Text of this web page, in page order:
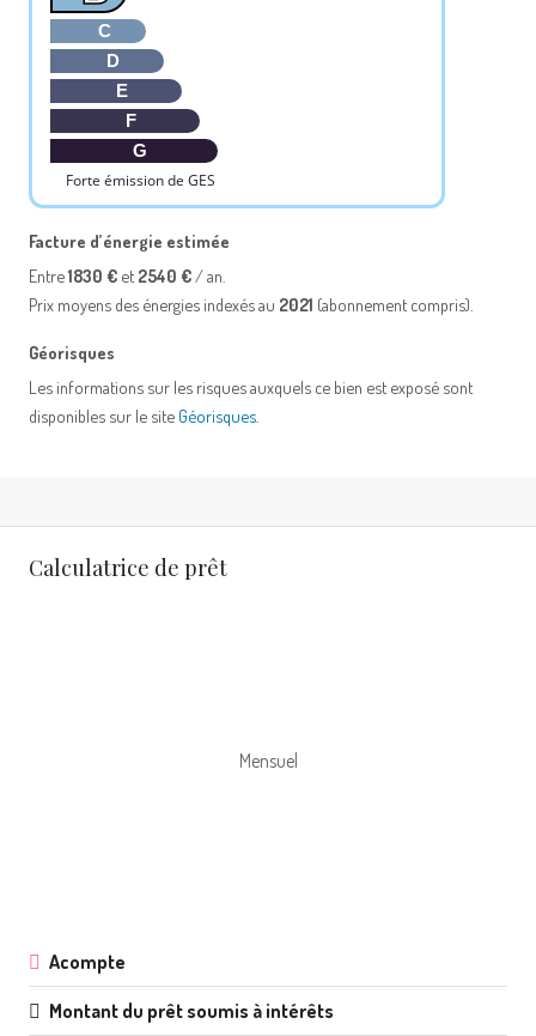
C
D
E
F
G
Forte émission de GES
Facture d’énergie estimée
Entre1830 € et 2540 € / an.
Prix moyens des énergies indexés au 2021 (abonnement compris).
Géorisques
Les informations sur les risques auxquels ce bien est exposé sont
disponibles sur le site Géorisques
Calculatrice de prêt
Mensuel
Acompte
Montant du prêt soumis à intérêts